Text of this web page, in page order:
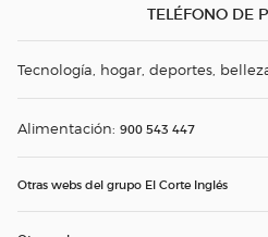
TELÉFONO DE
Tecnología, hogar, deportes,
Alimentación: 900 543 447
Otras webs del grupo El Corte Inglés